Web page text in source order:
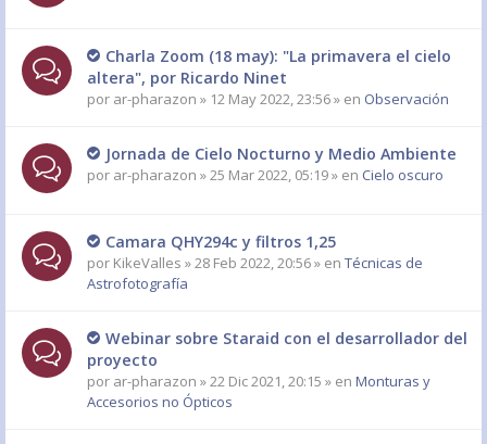
Charla Zoom (18 may): "La primavera el cielo
altera", por Ricardo Ninet
por ar-pharazon » 12 May 2022, 23:56 » en Observación
Jornada de Cielo Nocturno y Medio Ambiente
por ar-pharazon » 25 Mar 2022, 05:19 » en Cielo oscuro
Camara QHY294c y filtros 1,25
por KikeValles » 28 Feb 2022, 20:56 » en Técnicas de
Astrofotografía
Webinar sobre Staraid con el desarrollador del
proyecto
por ar-pharazon » 22 Dic 2021, 20:15 » en Monturas y
Accesorios no Ópticos